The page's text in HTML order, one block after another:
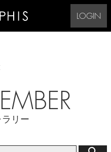
LOGIN
ラリー